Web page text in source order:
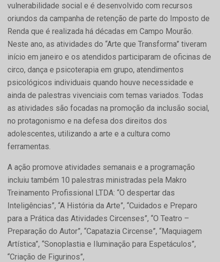
vulnerabilidade social e é desenvolvido com recursos
oriundos da campanha de retenção de parte do Imposto de
Renda que é realizada há décadas em Campo Mourão.
Neste ano, as atividades do “Arte que Transforma” tiveram
início em janeiro e os atendidos participaram de oficinas de
circo, dança e psicoterapia em grupo, atendimentos
psicológicos individuais quando houve necessidade e
ainda de palestras vivenciais com temas variados. Todas
as atividades são focadas na promoção da inclusão social,
no protagonismo e na defesa dos direitos dos
adolescentes, utilizando a arte e a cultura como
ferramentas.
A ação promove atividades semanais e a programação
incluiu também 10 palestras ministradas pela Makro
Treinamento Profissional LTDA: “O despertar das
Inteligências”, “A História da Arte”, “Cuidados e Preparo
para a Prática das Atividades Circenses”, “O Teatro –
Preparação do Autor”, “Capatazia Circense”, “Maquiagem
Artística”, “Sonoplastia e Iluminação para Espetáculos”,
“Criação de Figurinos”,